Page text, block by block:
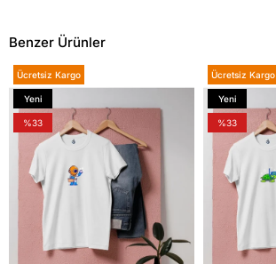
Benzer Ürünler
Ücretsiz Kargo
Yeni
Ürün
%33
Ücretsiz Kargo
Yeni
Ürün
%33